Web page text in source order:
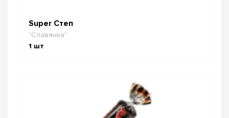
Super Степ
"Славянка"
1 шт